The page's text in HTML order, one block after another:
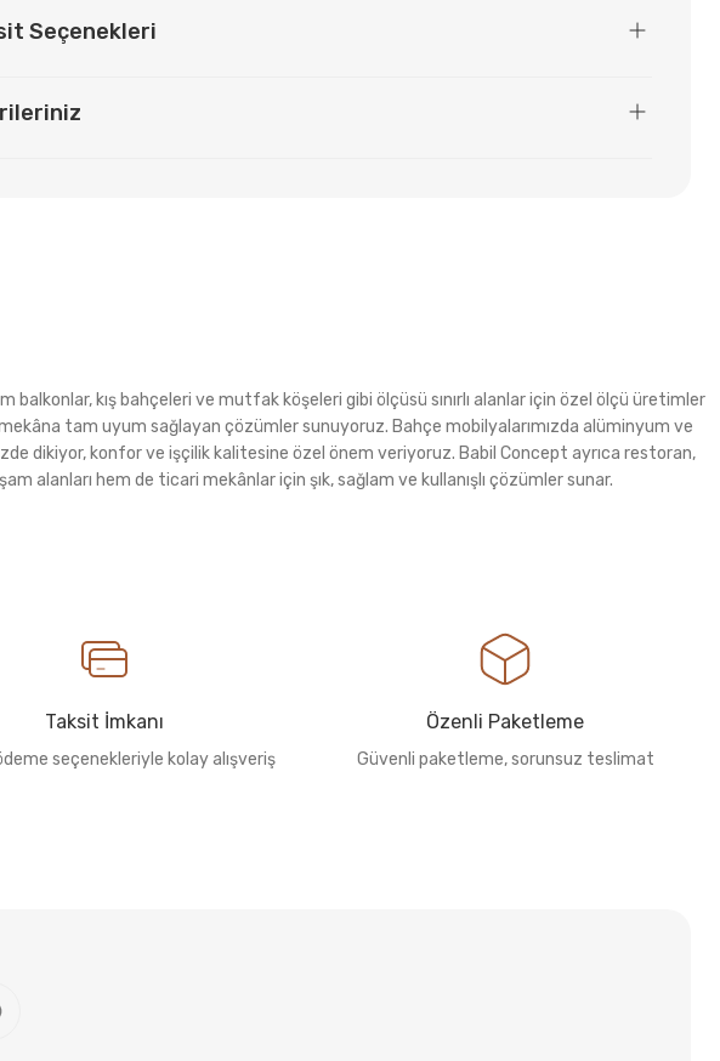
Seçenekleri
kış bahçeleri ve mutfak köşeleri gibi ölçüsü sınırlı alanlar için özel ölçü üretimler
tam uyum sağlayan çözümler sunuyoruz. Bahçe mobilyalarımızda alüminyum ve
dikiyor, konfor ve işçilik kalitesine özel önem veriyoruz. Babil Concept ayrıca restoran,
alanları hem de ticari mekânlar için şık, sağlam ve kullanışlı çözümler sunar.
Taksit İmkanı
seçenekleriyle kolay alışveriş
Özenli Paketleme
Güvenli paketleme, sorunsuz teslimat